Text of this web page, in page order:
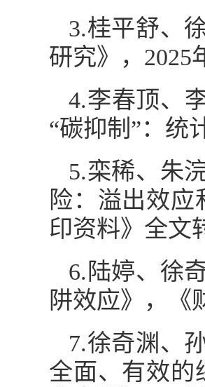
3.桂平舒、
研究》，2025
4.李春顶、
“碳抑制”：统
5.栾稀、朱
险：溢出效应
印资料》全文
6.陆婷、徐
阱效应》，《
7.徐奇渊、
全面、有效的